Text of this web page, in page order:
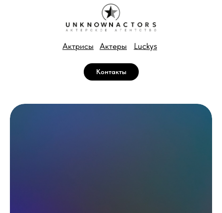
Актрисы Актеры Luckys
Контакты